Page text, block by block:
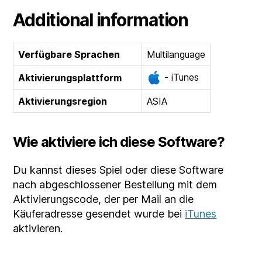
Additional information
Verfügbare Sprachen
Multilanguage
Aktivierungsplattform
- iTunes
Aktivierungsregion ASIA
Wie aktiviere ich diese Software?
Du kannst dieses Spiel oder diese Software
nach abgeschlossener Bestellung mit dem
Aktivierungscode, der per Mail an die
Käuferadresse gesendet wurde bei iTunes
aktivieren.